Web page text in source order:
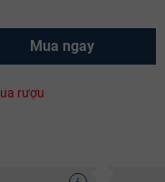
Mua ngay
rượu